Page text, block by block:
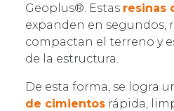
Geoplus®. Estas resinas
expanden en segundos,
compactan el terreno y
de la estructura.
De esta forma, se logra
de cimientos rápida,